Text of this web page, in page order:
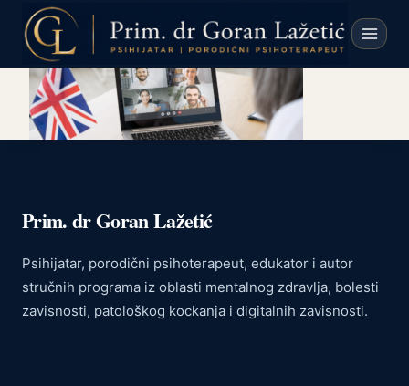
content
Prim. dr Goran Lažetić
Psihijatar, porodični psihoterapeut, edukator i autor
stručnih programa iz oblasti mentalnog zdravlja, bolesti
zavisnosti, patološkog kockanja i digitalnih zavisnosti.